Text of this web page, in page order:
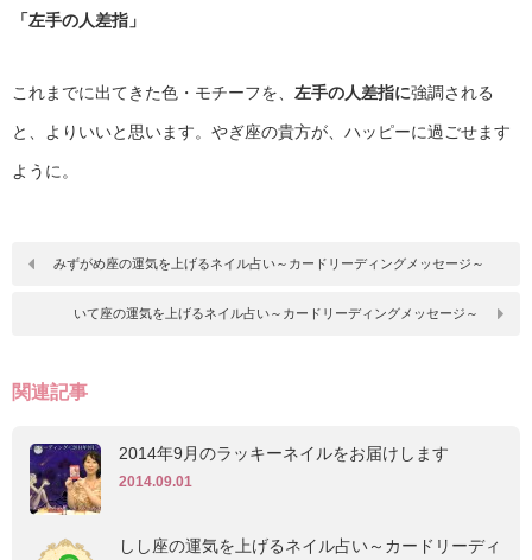
「左手の人差指」
これまでに出てきた色・モチーフを、 左手の人差指に強調される
と、よりいいと思います。やぎ座の貴方が、ハッピーに過ごせます
ように。
みずがめ座の運気を上げるネイル占い～カードリーディングメッセージ～
いて座の運気を上げるネイル占い～カードリーディングメッセージ～
関連記事
2014年9月のラッキーネイルをお届けします
2014.09.01
しし座の運気を上げるネイル占い～カードリーディ